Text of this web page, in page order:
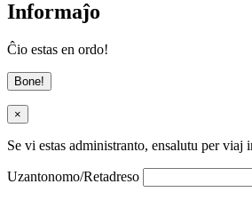
Informaĵo
Ĉio estas en ordo!
Bone!
×
Se vi estas administranto, ensalutu per viaj
Uzantonomo/Retadreso